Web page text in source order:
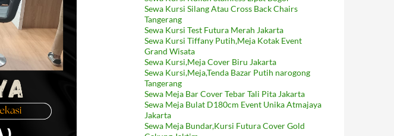
Sewa Kursi Silang Atau Cross Back Chairs
Tangerang
Sewa Kursi Test Futura Merah Jakarta
Sewa Kursi Tiffany Putih,Meja Kotak Event
Grand Wisata
Sewa Kursi,Meja Cover Biru Jakarta
Sewa Kursi,Meja,Tenda Bazar Putih narogong
Tangerang
Sewa Meja Bar Cover Tebar Tali Pita Jakarta
Sewa Meja Bulat D180cm Event Unika Atmajaya
Jakarta
Sewa Meja Bundar,Kursi Futura Cover Gold